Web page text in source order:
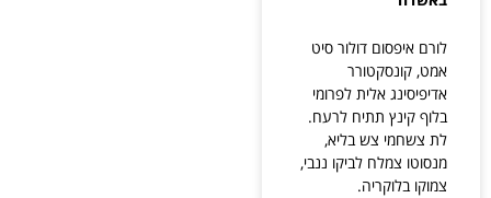
לורם איפסום דולור סיט
אמט, קונסקטורר
אדיפיסינג אלית לפרומי
בלוף קינץ תתיח לרעח.
לת צשחמי צש בליא,
מנסוטו צמלח לביקו ננבי,
צמוקו בלוקריה.